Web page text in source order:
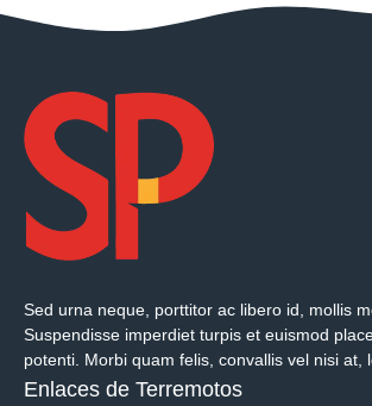
Sed urna neque, porttitor ac libero id, mollis
Suspendisse imperdiet turpis et euismod
potenti. Morbi quam felis, convallis vel nisi at,
Enlaces de Terremotos